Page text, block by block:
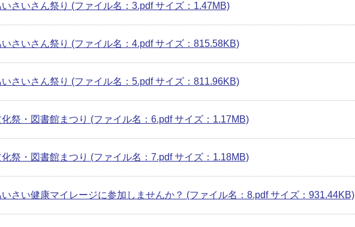
いさいさん祭り (ファイル名：3.pdf サイズ：1.47MB)
いさいさん祭り (ファイル名：4.pdf サイズ：815.58KB)
いさいさん祭り (ファイル名：5.pdf サイズ：811.96KB)
化祭・図書館まつり (ファイル名：6.pdf サイズ：1.17MB)
化祭・図書館まつり (ファイル名：7.pdf サイズ：1.18MB)
いさい健康マイレージに参加しませんか？ (ファイル名：8.pdf サイズ：931.44KB)